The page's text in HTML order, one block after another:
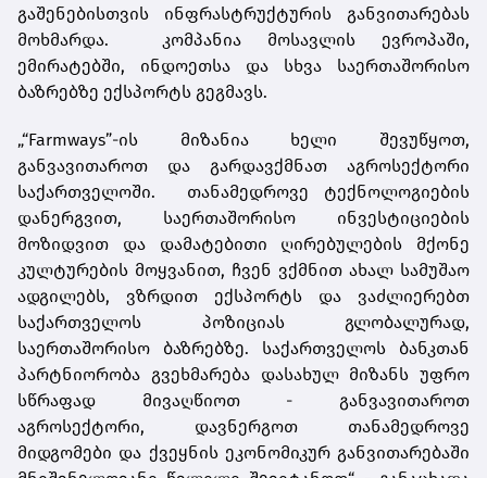
გაშენებისთვის ინფრასტრუქტურის განვითარებას
მოხმარდა.
კომპანია მოსავლის ევროპაში,
ემირატებში, ინდოეთსა და სხვა საერთაშორისო
ბაზრებზე ექსპორტს გეგმავს.
„“Farmways”-ის მიზანია ხელი შევუწყოთ,
განვავითაროთ და გარდავქმნათ აგროსექტორი
საქართველოში.
თანამედროვე ტექნოლოგიების
დანერგვით, საერთაშორისო ინვესტიციების
მოზიდვით და დამატებითი ღირებულების მქონე
კულტურების მოყვანით, ჩვენ ვქმნით ახალ სამუშაო
ადგილებს, ვზრდით ექსპორტს და ვაძლიერებთ
საქართველოს პოზიციას გლობალურად,
საერთაშორისო ბაზრებზე. საქართველოს ბანკთან
პარტნიორობა გვეხმარება დასახულ მიზანს უფრო
სწრაფად მივაღწიოთ - განვავითაროთ
აგროსექტორი, დავნერგოთ თანამედროვე
მიდგომები და ქვეყნის ეკონომიკურ განვითარებაში